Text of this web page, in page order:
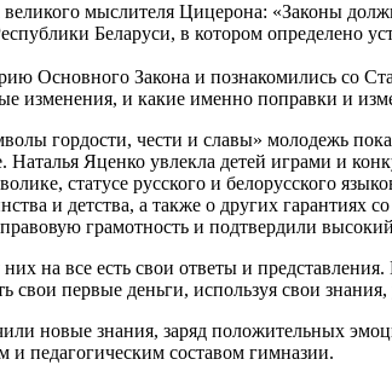
мыслителя Цицерона: «Законы
Беларуси, в котором определено
Основного Закона и познакомились со
изменения, и какие именно поправки и
гордости, чести и славы» молодежь
Яценко увлекла детей играми и
статусе русского и белорусского
и детства, а также о других гарантиях
грамотность и подтвердили
на все есть свои ответы и
свои первые деньги, используя свои
новые знания, заряд положительных
и педагогическим составом гимназии.